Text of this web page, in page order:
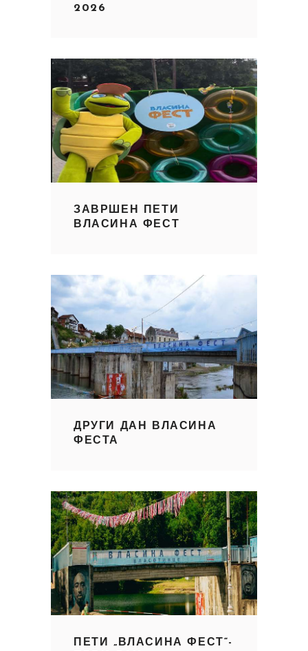
2026
ЗАВРШЕН ПЕТИ
ВЛАСИНА ФЕСТ
ДРУГИ ДАН ВЛАСИНА
ФЕСТА
ПЕТИ „ВЛАСИНА ФЕСТ“-